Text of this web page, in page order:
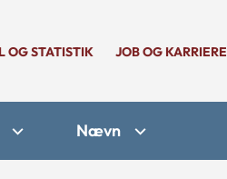
OG STATISTIK JOB OG KARRIERE
Nævn